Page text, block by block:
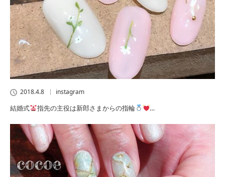
2018.4.8 instagram
結婚式 指先の主役は新郎さまからの指輪 …